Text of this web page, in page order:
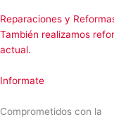
Reparaciones y
También realizamos
actual.
Informate
Comprometidos con la